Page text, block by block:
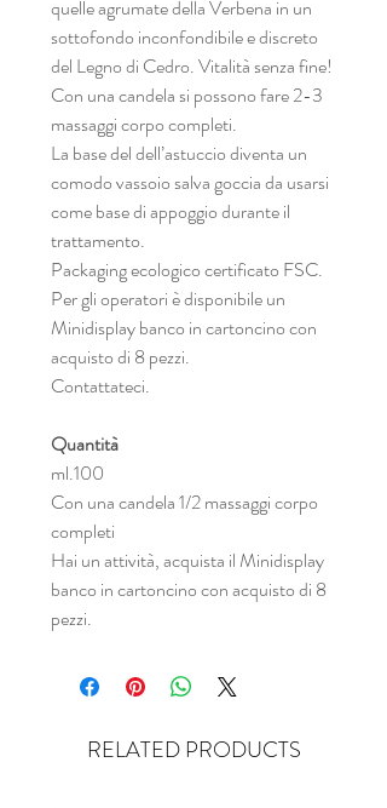
quelle agrumate della Verbena in un
sottofondo inconfondibile e discreto
del Legno di Cedro. Vitalità senza fine!
Con una candela si possono fare 2-3
massaggi corpo completi.
La base del dell’astuccio diventa un
comodo vassoio salva goccia da usarsi
come base di appoggio durante il
trattamento.
Packaging ecologico certificato FSC.
Per gli operatori è disponibile un
Minidisplay banco in cartoncino con
acquisto di 8 pezzi.
Contattateci.
Quantità
ml.100
Con una candela 1/2 massaggi corpo
completi
Hai un attività, acquista il Minidisplay
banco in cartoncino con acquisto di 8
pezzi.
RELATED PRODUCTS